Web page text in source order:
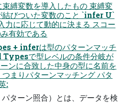
縛変数を導入したもの 束縛変
結びついた変数のこと `infer U`
力に応じて動的に決まる スコー
有効である
+ inferは型のパターンマッチ
で型レベルの条件分岐が
ンに合致した中身の型に名前を
まりパターンマッチング パタ
:
ターン照合）とは、データを検